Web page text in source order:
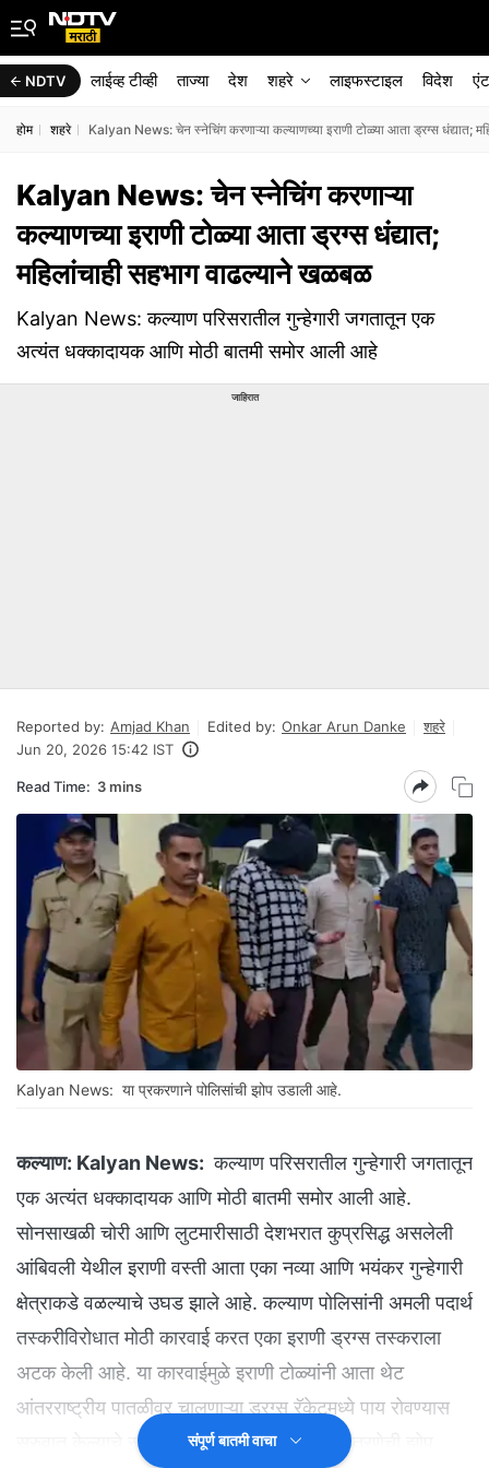
NDTV लाईव्ह टीव्ही ताज्या देश शहरे लाइफस्टाइल विदेश
होम शहरे Kalyan News: चेन स्नेचिंग करणाऱ्या कल्याणच्या इराणी टोळ्या आता ड्रग्स धंद्यात;
Kalyan News: चेन स्नेचिंग करणाऱ्या
कल्याणच्या इराणी टोळ्या आता ड्रग्स धंद्यात;
महिलांचाही सहभाग वाढल्याने खळबळ
Kalyan News: कल्याण परिसरातील गुन्हेगारी जगतातून एक
अत्यंत धक्कादायक आणि मोठी बातमी समोर आली आहे
जाहिरात
Reported by: Amjad Khan Edited by: Onkar Arun Danke
शहरे
Jun 20, 2026 15:42 IST
Read Time: 3 mins
Kalyan News: या प्रकरणाने पोलिसांची झोप उडाली आहे.
कल्याण: Kalyan News: कल्याण परिसरातील गुन्हेगारी जगतातून
एक अत्यंत धक्कादायक आणि मोठी बातमी समोर आली आहे.
सोनसाखळी चोरी आणि लुटमारीसाठी देशभरात कुप्रसिद्ध असलेली
आंबिवली येथील इराणी वस्ती आता एका नव्या आणि भयंकर गुन्हेगारी
क्षेत्राकडे वळल्याचे उघड झाले आहे. कल्याण पोलिसांनी अमली पदार्थ
तस्करीविरोधात मोठी कारवाई करत एका इराणी ड्रग्स तस्कराला
अटक केली आहे. या कारवाईमुळे इराणी टोळ्यांनी आता थेट
आंतरराष्ट्रीय पातळीवर चालणाऱ्या ड्रग्स रॅकेटमध्ये पाय रोवण्यास
सुरुवात केल्याचे स्पष्ट होत असून, यामुळे पोलीस यंत्रणेची झोप
संपूर्ण बातमी वाचा